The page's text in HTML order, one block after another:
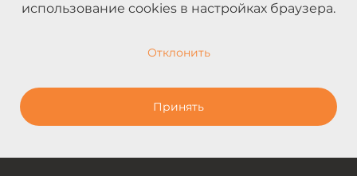
использование cookies в настройках браузера.
Отклонить
Принять